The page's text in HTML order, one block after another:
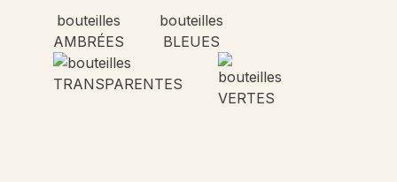
bouteilles
AMBRÉES
bouteilles
BLEUES